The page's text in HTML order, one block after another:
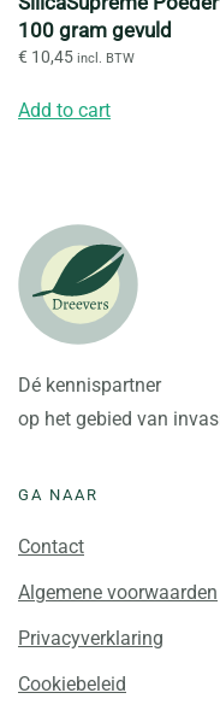
100 gram gevuld
€ 10,45 incl. BTW
Add to cart
Dé kennispartner
op het gebied van
GA NAAR
Contact
Algemene voorwaarden
Privacyverklaring
Cookiebeleid